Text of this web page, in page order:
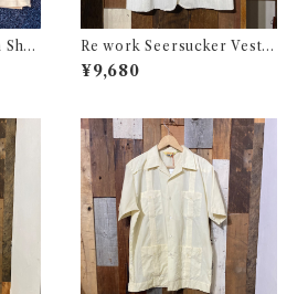
ー
丈
Re work Seersucker Vest /
リワーク シアサッカー ベスト
古着
¥9,680